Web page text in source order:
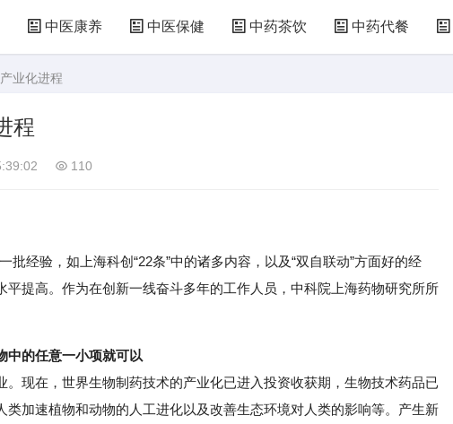
中医康养 中医保健 中药茶饮 中药代餐
业化进程
程
110
经验，如上海科创“22条”中的诸多内容，以及“双自联动”方面好的经
提高。作为在创新一线奋斗多年的工作人员，中科院上海药物研究所所
中的任意一小项就可以
现在，世界生物制药技术的产业化已进入投资收获期，生物技术药品已
加速植物和动物的人工进化以及改善生态环境对人类的影响等。产生新